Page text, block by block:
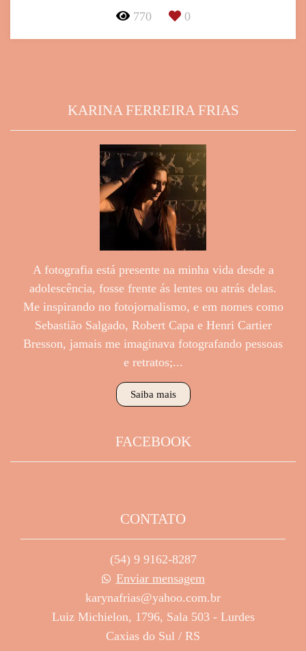
770 0
KARINA FERREIRA FRIAS
A fotografia está presente na minha vida desde a
adolescência, fosse frente ás lentes ou atrás delas.
Me inspirando no fotojornalismo, e em nomes como
Sebastião Salgado, Robert Capa e Henri Cartier
Bresson, jamais me imaginava fotografando pessoas
e retratos;...
Saiba mais
FACEBOOK
CONTATO
(54) 9 9162-8287
Enviar mensagem
karynafrias@yahoo.com.br
Luiz Michielon, 1796, Sala 503 - Lurdes
Caxias do Sul / RS